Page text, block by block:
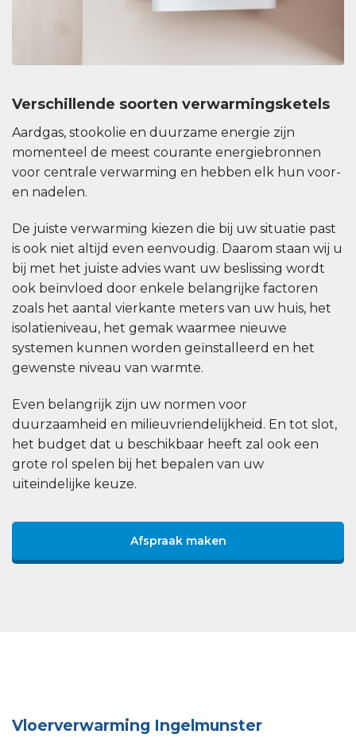
Verschillende soorten verwarmingsketels
Aardgas, stookolie en duurzame energie zijn
momenteel de meest courante energiebronnen
voor centrale verwarming en hebben elk hun voor-
en nadelen.
De juiste verwarming kiezen die bij uw situatie past
is ook niet altijd even eenvoudig. Daarom staan wij u
bij met het juiste advies want uw beslissing wordt
ook beïnvloed door enkele belangrijke factoren
zoals het aantal vierkante meters van uw huis, het
isolatieniveau, het gemak waarmee nieuwe
systemen kunnen worden geïnstalleerd en het
gewenste niveau van warmte.
Even belangrijk zijn uw normen voor
duurzaamheid en milieuvriendelijkheid. En tot slot,
het budget dat u beschikbaar heeft zal ook een
grote rol spelen bij het bepalen van uw
uiteindelijke keuze.
Afspraak maken
Vloerverwarming Ingelmunster